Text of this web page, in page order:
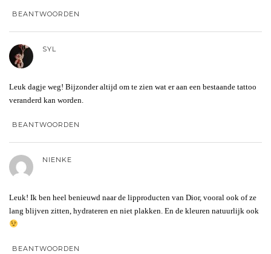
BEANTWOORDEN
SYL
Leuk dagje weg! Bijzonder altijd om te zien wat er aan een bestaande tattoo
veranderd kan worden.
BEANTWOORDEN
NIENKE
Leuk! Ik ben heel benieuwd naar de lipproducten van Dior, vooral ook of ze
lang blijven zitten, hydrateren en niet plakken. En de kleuren natuurlijk ook
BEANTWOORDEN